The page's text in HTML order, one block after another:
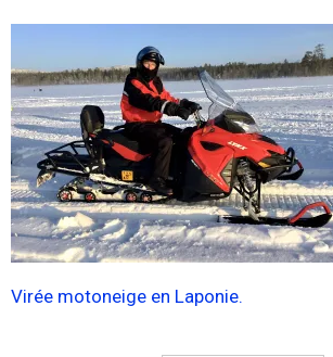
Virée motoneige en Laponie.